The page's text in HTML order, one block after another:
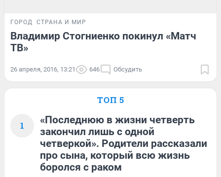
ГОРОД СТРАНА И МИР
Владимир Стогниенко покинул «Матч
ТВ»
26 апреля, 2016, 13:21 646 Обсудить
ТОП 5
1
«Последнюю в жизни четверть
закончил лишь с одной
четверкой». Родители рассказали
про сына, который всю жизнь
боролся с раком